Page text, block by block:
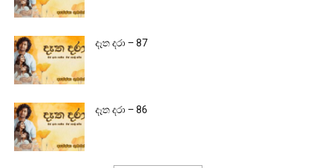
දෑත දරා – 87
දෑත දරා – 86